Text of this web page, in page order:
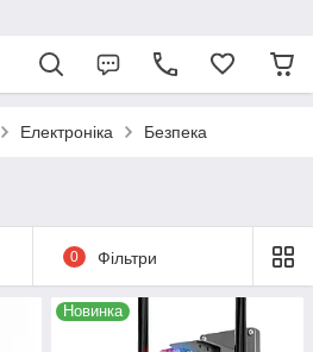
Електроніка Безпека
0 Фільтри
Новинка